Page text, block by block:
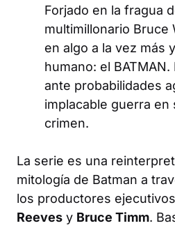
Forjado en la fragua
multimillonario Bruce
en algo a la vez más
humano: el
ante probabilidades
implacable guerra en
crimen.
La serie es una
mitología de Batman a
los productores ejecutivos
Reeves y Bruce Timm.